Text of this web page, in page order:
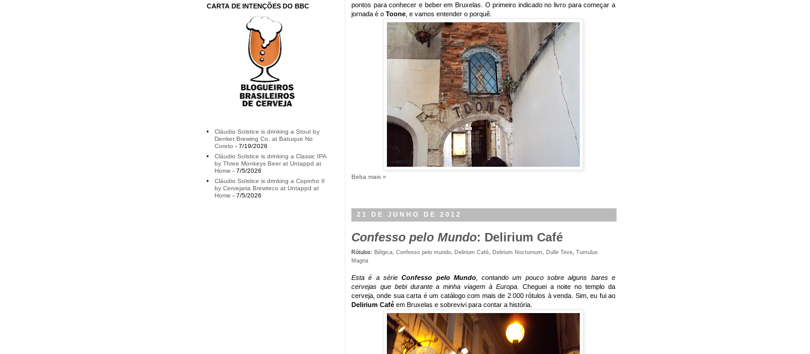
pontos para conhecer e beber em Bruxelas. O primeiro indicado no livro para começar a
jornada é o Toone , e vamos entender o porquê.
Beba mais »
21 DE JUNHO DE 2012
Confesso pelo Mundo: Delirium Café
Rótulos: Bélgica, Confesso pelo mundo, Delirium Café, Delirium Nocturnum, Dulle Teve, Tumulus
Magna
Esta é a sérieConfesso pelo Mundo, contando um pouco sobre alguns bares e
cervejas que bebi durante a minha viagem à Europa. Cheguei a noite no templo da
cerveja, onde sua carta é um catálogo com mais de 2.000 rótulos à venda. Sim, eu fui ao
Delirium Café em Bruxelas e sobrevivi para contar a história.
CARTA DE INTENÇÕES DO BBC
Cláudio Solstice is drinking a Stout by
Denker Brewing Co. at Batuque No
Coreto - 7/19/2026
Cláudio Solstice is drinking a Classic IPA
by Three Monkeys Beer at Untappd at
Home - 7/5/2026
Cláudio Solstice is drinking a Copinho II
by Cervejaria Brewteco at Untappd at
Home - 7/5/2026